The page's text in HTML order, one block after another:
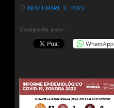
Comparte esto:
WhatsApp
NOVIEMBRE 2, 2022